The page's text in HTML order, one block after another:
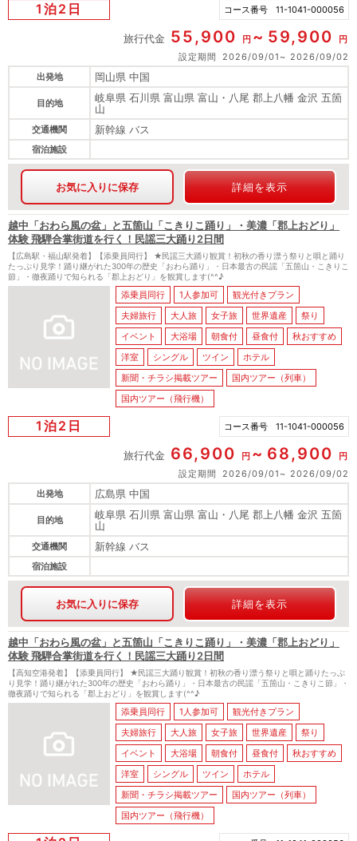
1泊2日 コース番号 11-1041-000056
旅行代金 55,900 円 59,900
円
設定期間
2026/09/01
2026/09/02
出発地
岡山県 中国
目的地
岐阜県 石川県 富山県 富山・八尾 郡上八幡 金沢 五箇
山
交通機関 新幹線 バス
宿泊施設
お気に入りに保存 詳細を表示
越中「おわら風の盆」と五箇山「こきりこ踊り」・美濃「郡上おどり」
体験 飛騨合掌街道を行く！民謡三大踊り2日間
【広島駅・福山駅発着】【添乗員同行】 ★民謡三大踊り観賞！初秋の香り漂う祭りと唄と踊り
たっぷり見学！踊り継がれた300年の歴史「おわら踊り」・日本最古の民謡「五箇山・こきりこ
節」・徹夜踊りで知られる「郡上おどり」を観賞します(^^♪
添乗員同行 1人参加可
観光付きプラン
夫婦旅行
大人旅 女子旅 世界遺産
祭り
イベント
大浴場 朝食付 昼食付
秋おすすめ
洋室
シングル ツイン
ホテル
新聞・チラシ掲載ツアー
国内ツアー（列車）
国内ツアー（飛行機）
1泊2日 コース番号 11-1041-000056
旅行代金 66,900 円 68,900
円
設定期間
2026/09/01
2026/09/02
出発地
広島県 中国
目的地
岐阜県 石川県 富山県 富山・八尾 郡上八幡 金沢 五箇
山
交通機関 新幹線 バス
宿泊施設
お気に入りに保存 詳細を表示
越中「おわら風の盆」と五箇山「こきりこ踊り」・美濃「郡上おどり」
体験 飛騨合掌街道を行く！民謡三大踊り2日間
【高知空港発着】【添乗員同行】 ★民謡三大踊り観賞！初秋の香り漂う祭りと唄と踊りたっぷ
り見学！踊り継がれた300年の歴史「おわら踊り」・日本最古の民謡「五箇山・こきりこ節」・
徹夜踊りで知られる「郡上おどり」を観賞します(^^♪
添乗員同行 1人参加可
観光付きプラン
夫婦旅行
大人旅 女子旅 世界遺産
祭り
イベント
大浴場 朝食付 昼食付
秋おすすめ
洋室
シングル ツイン
ホテル
新聞・チラシ掲載ツアー
国内ツアー（列車）
国内ツアー（飛行機）